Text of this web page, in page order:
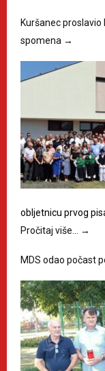
Kuršanec
spomena →
obljetnicu prvog
Pročitaj više…
→
MDS odao počast